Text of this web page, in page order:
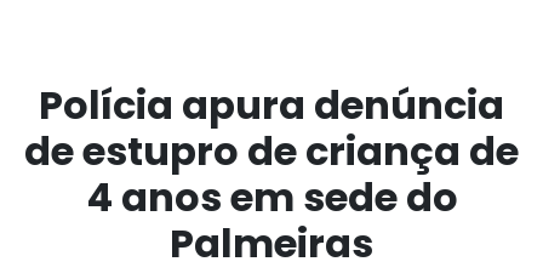
Polícia apura denúncia
de estupro de criança de
4 anos em sede do
Palmeiras